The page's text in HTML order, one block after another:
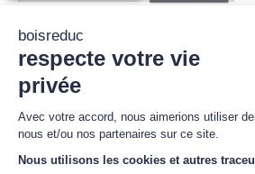
boisreduc
respecte votre vie
privée
Avec votre accord, nous aimerions utiliser
nous et/ou nos partenaires sur ce site.
Nous utilisons les cookies et autres
Suivez notre actualité
Inscrivez-vous à la
boisreduc